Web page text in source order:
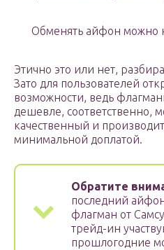
Обменять айфон можно
Этично это или нет,
Зато для пользователей
возможности, ведь
дешевле, соответственно,
качественный и
минимальной доплатой.
Обратите
последний
флагман от
трейд-ин
прошлогодние